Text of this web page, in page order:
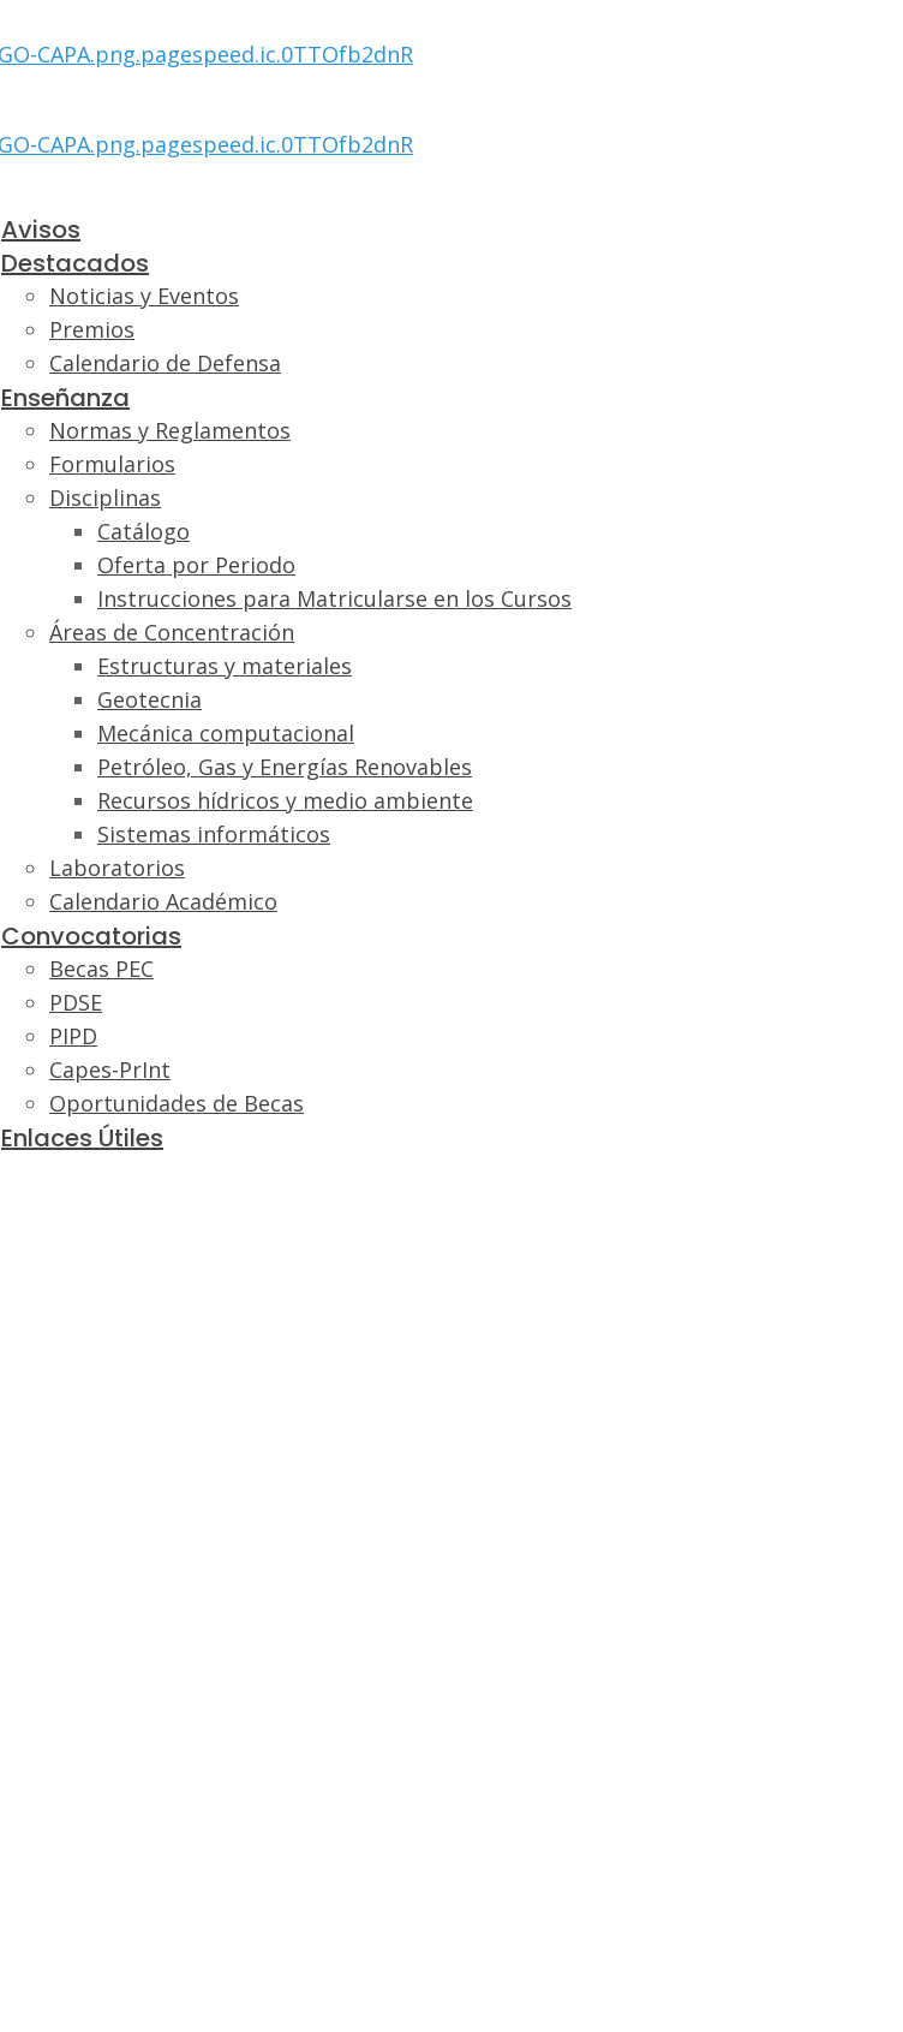
Avisos
Destacados
Noticias y Eventos
Premios
Calendario de Defensa
Enseñanza
Normas y Reglamentos
Formularios
Disciplinas
Catálogo
Oferta por Periodo
Instrucciones para Matricularse en los Cursos
Áreas de Concentración
Estructuras y materiales
Geotecnia
Mecánica computacional
Petróleo, Gas y Energías Renovables
Recursos hídricos y medio ambiente
Sistemas informáticos
Laboratorios
Calendario Académico
Convocatorias
Becas PEC
PDSE
PIPD
Capes-PrInt
Oportunidades de Becas
Enlaces Útiles